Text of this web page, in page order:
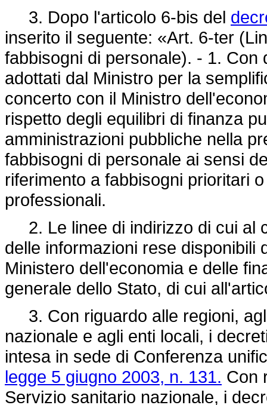
3. Dopo l'articolo 6-bis del
inserito il seguente: «Art. 6-ter
fabbisogni di personale). - 1.
adottati dal Ministro per la
concerto con il Ministro
rispetto degli equilibri di finanza
amministrazioni pubbliche nella
fabbisogni di personale ai sensi
riferimento a fabbisogni prioritari
professionali.
2. Le linee di indirizzo di cui al
delle informazioni rese disponibili
Ministero dell'economia e delle
generale dello Stato, di cui
3. Con riguardo alle regioni,
nazionale e agli enti locali, i
intesa in sede di Conferenza
legge 5 giugno 2003, n. 131. Con
Servizio sanitario nazionale, i